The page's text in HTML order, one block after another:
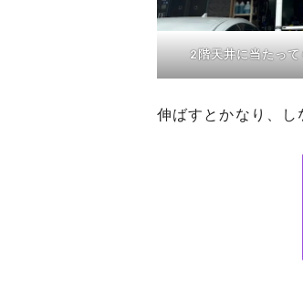
2階天井に当たっ
伸ばすとかなり、し